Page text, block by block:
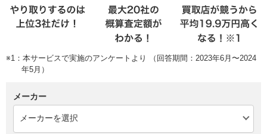
※1：本サービスで実施のアンケートより （回答期間：2023年6月〜2024
年5月）
メーカー